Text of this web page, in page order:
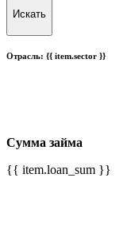
Искать
Отрасль: {{ item.sector }}
Сумма займа
{{ item.loan_sum }}